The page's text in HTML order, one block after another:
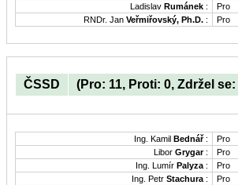
Ladislav Rumánek : Pro
RNDr. Jan Veřmiřovský, Ph.D. : Pro
ČSSD (Pro: 11, Proti: 0, Zdržel se:
Ing. Kamil Bednář: Pro
Libor Grygar: Pro
Ing. Lumír Palyza: Pro
Ing. Petr Stachura: Pro